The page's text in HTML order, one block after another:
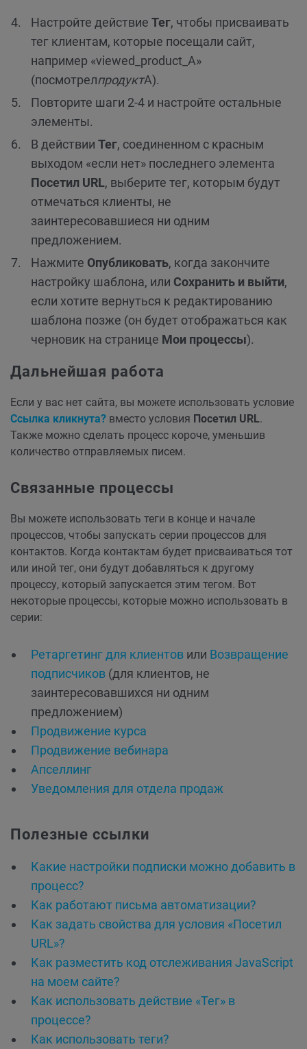
Настройте действие Тег, чтобы присваивать
тег клиентам, которые посещали сайт,
например «viewed_product_A»
(посмотрелпродуктА).
Повторите шаги 2-4 и настройте остальные
элементы.
В действии Тег, соединенном с красным
выходом «если нет» последнего элемента
Посетил URL, выберите тег, которым будут
отмечаться клиенты, не
заинтересовавшиеся ни одним
предложением.
Нажмите Опубликовать, когда закончите
настройку шаблона, или Сохранить и выйти,
если хотите вернуться к редактированию
шаблона позже (он будет отображаться как
черновик на странице Мои процессы).
Дальнейшая работа
Если у вас нет сайта, вы можете использовать условие
Ссылка кликнута? вместо условия Посетил URL.
Также можно сделать процесс короче, уменьшив
количество отправляемых писем.
Связанные процессы
Вы можете использовать теги в конце и начале
процессов, чтобы запускать серии процессов для
контактов. Когда контактам будет присваиваться тот
или иной тег, они будут добавляться к другому
процессу, который запускается этим тегом. Вот
некоторые процессы, которые можно использовать в
серии:
Ретаргетинг для клиентов или Возвращение
подписчиков (для клиентов, не
заинтересовавшихся ни одним
предложением)
Продвижение курса
Продвижение вебинара
Апселлинг
Уведомления для отдела продаж
Полезные ссылки
Какие настройки подписки можно добавить в
процесс?
Как работают письма автоматизации?
Как задать свойства для условия «Посетил
URL»?
Как разместить код отслеживания JavaScript
на моем сайте?
Как использовать действие «Тег» в
процессе?
Как использовать теги?